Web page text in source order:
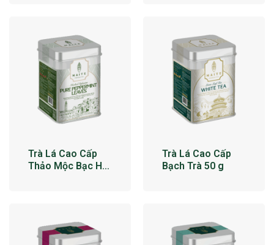
Trà Lá Cao Cấp
Thảo Mộc Bạc Hà
Trà Lá Cao Cấp
Bạch Trà 50 g